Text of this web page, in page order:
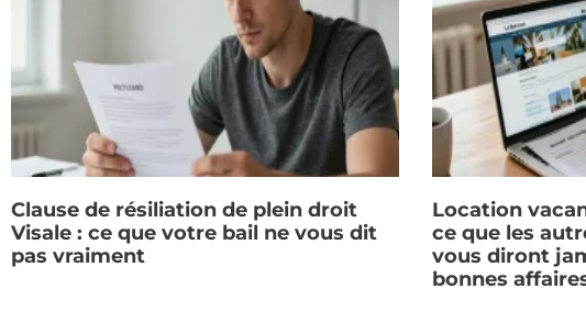
Clause de résiliation de plein droit
Visale : ce que votre bail ne vous dit
pas vraiment
Location
ce que les
vous diront
bonnes